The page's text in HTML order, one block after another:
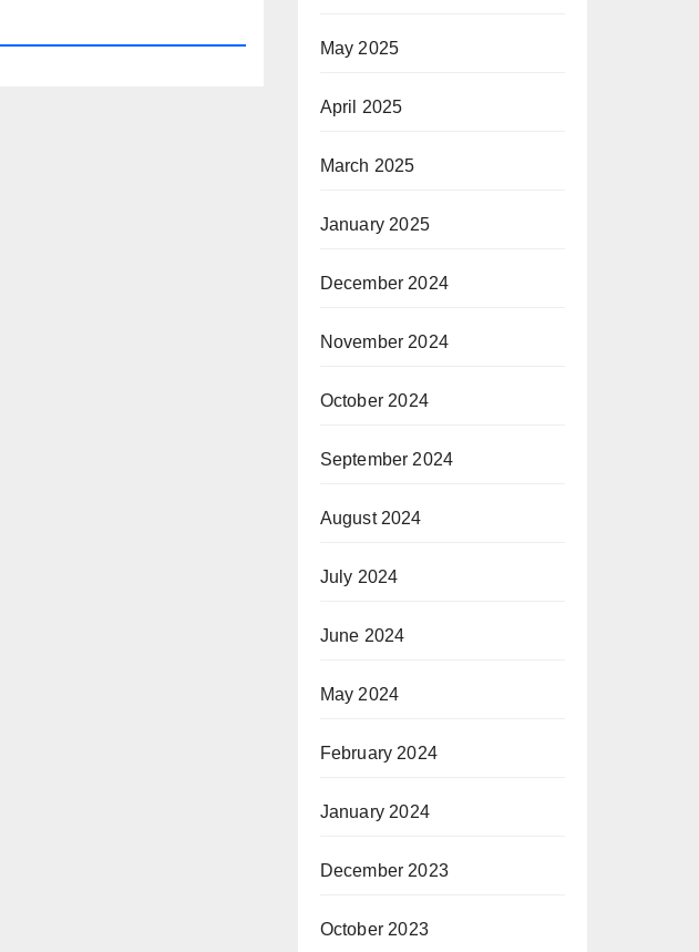
May 2025
April 2025
March 2025
January 2025
December 2024
November 2024
October 2024
September 2024
August 2024
July 2024
June 2024
May 2024
February 2024
January 2024
December 2023
October 2023